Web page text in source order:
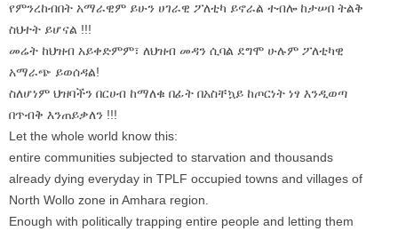
የምንረከብበት አማራዊም ይሁን ሀገራዊ ፖለቲካ ይኖራል ተብሎ ከታሠበ ትልቅ
ስህተት ይሆናል !!!
መሬት ከህዝብ አይቀድምም፣ ለህዝብ መዳን ሲባል ደግሞ ሁሉም ፖለቲካዊ
አማራጭ ይወሰዳል!
ስለሆነም ህዝባችን በርሀብ ከማለቁ በፊት በአስቸኳይ ከጦርነት ነፃ እንዲወጣ
በጥብቅ እንጠይቃለን !!!
Let the whole world know this:
entire communities subjected to starvation and thousands
already dying everyday in TPLF occupied towns and villages of
North Wollo zone in Amhara region.
Enough with politically trapping entire people and letting them